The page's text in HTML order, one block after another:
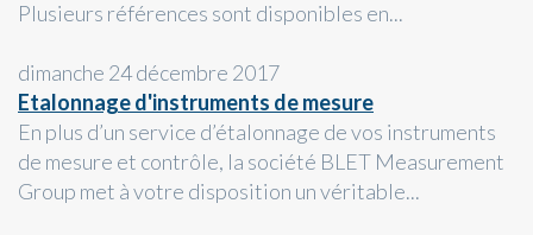
Plusieurs références sont disponibles en...
dimanche 24 décembre 2017
Etalonnage d'instruments de mesure
En plus d’un service d’étalonnage de vos instruments
de mesure et contrôle, la société BLET Measurement
Group met à votre disposition un véritable...